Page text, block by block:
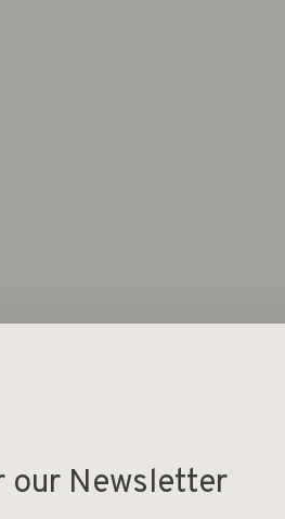
our Newsletter